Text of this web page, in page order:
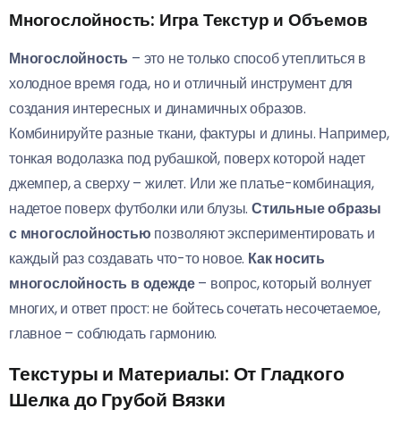
Многослойность: Игра Текстур и Объемов
Многослойность – это не только способ утеплиться в
холодное время года, но и отличный инструмент для
создания интересных и динамичных образов.
Комбинируйте разные ткани, фактуры и длины. Например,
тонкая водолазка под рубашкой, поверх которой надет
джемпер, а сверху – жилет. Или же платье-комбинация,
надетое поверх футболки или блузы. Стильные образы
с многослойностью позволяют экспериментировать и
каждый раз создавать что-то новое. Как носить
многослойность в одежде– вопрос, который волнует
многих, и ответ прост: не бойтесь сочетать несочетаемое,
главное – соблюдать гармонию.
Текстуры и Материалы: От Гладкого
Шелка до Грубой Вязки